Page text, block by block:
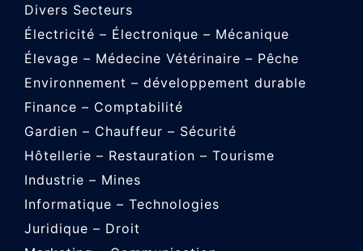
Divers Secteurs
Électricité – Électronique – Mécanique
Élevage – Médecine Vétérinaire – Pêche
Environnement – développement durable
Finance – Comptabilité
Gardien – Chauffeur – Sécurité
Hôtellerie – Restauration – Tourisme
Industrie – Mines
Informatique – Technologies
Juridique – Droit